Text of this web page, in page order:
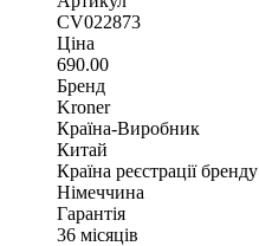
CV022873
Ціна
690.00
Бренд
Kroner
Країна-Виробник
Китай
Країна реєстрації бренду
Німеччина
Гарантія
36 місяців